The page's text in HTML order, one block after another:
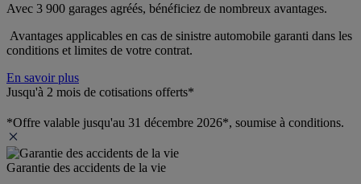
Avec 3 900 garages agréés, bénéficiez de nombreux avantages.
Avantages applicables en cas de sinistre automobile garanti dans les
conditions et limites de votre contrat.
En savoir plus
Jusqu'à 2 mois de cotisations offerts*
*Offre valable jusqu'au 31 décembre 2026*, soumise à conditions.
Garantie des accidents de la vie